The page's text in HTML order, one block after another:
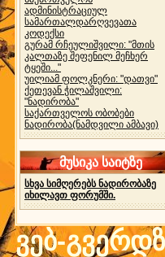
ადმინისტრაციულ
სამართალდარღვევათა
კოდექსი
გურამ რჩეულიშვილი: "მთის
კალთაზე შეფენილ მეჩხერ
ტყეში..."
უილიამ ფოლკნერი: "დათვი"
ქეთევან ჭილაშვილი:
"ნადირობა"
საქართველოს ობობები
ნადირობა(ნამდვილი ამბავი)
მუსიკა საიტზე
სხვა სიმღერებს ნადირობაზე
იხილავთ ფორუმში.
ვებ-